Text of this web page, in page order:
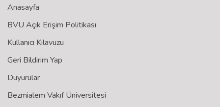
Anasayfa
BVU Açık Erişim Politikası
Kullanıcı Kılavuzu
Geri Bildirim Yap
Duyurular
Bezmialem Vakıf Üniversitesi